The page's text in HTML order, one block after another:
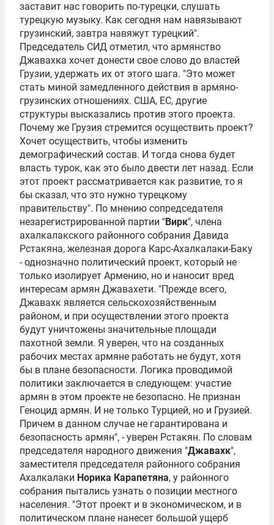
заставит нас говорить по-турецки, слушать
турецкую музыку. Как сегодня нам навязывают
грузинский, завтра навяжут турецкий".
Председатель СИД отметил, что армянство
Джавахка хочет донести свое слово до властей
Грузии, удержать их от этого шага. "Это может
стать миной замедленного действия в армяно-
грузинских отношениях. США, ЕС, другие
структуры высказались против этого проекта.
Почему же Грузия стремится осуществить проект?
Хочет осуществить, чтобы изменить
демографический состав. И тогда снова будет
власть турок, как это было двести лет назад. Если
этот проект рассматривается как развитие, то я
бы сказал, что это нужно турецкому
правительству". По мнению сопредседателя
незарегистрированной партии "Вирк", члена
ахалкалакского районного собрания Давида
Рстакяна, железная дорога Карс-Ахалкалаки-Баку
- однозначно политический проект, который не
только изолирует Армению, но и наносит вред
интересам армян Джавахети. "Прежде всего,
Джавахк является сельскохозяйственным
районом, и при осуществлении этого проекта
будут уничтожены значительные площади
пахотной земли. Я уверен, что на созданных
рабочих местах армяне работать не будут, хотя
бы в плане безопасности. Логика проводимой
политики заключается в следующем: участие
армян в этом проекте не безопасно. Не признан
Геноцид армян. И не только Турцией, но и Грузией.
Причем в данном случае не гарантирована и
безопасность армян", - уверен Рстакян. По словам
председателя народного движения "Джавахк",
заместителя председателя районного собрания
Ахалкалаки Норика Карапетяна, у районного
собрания пытались узнать о позиции местного
населения. "Этот проект и в экономическом, и в
политическом плане нанесет большой ущерб